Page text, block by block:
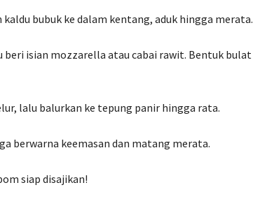
bubuk ke dalam kentang, aduk hingga merata.
isian mozzarella atau cabai rawit. Bentuk bulat
lalu balurkan ke tepung panir hingga rata.
berwarna keemasan dan matang merata.
siap disajikan!